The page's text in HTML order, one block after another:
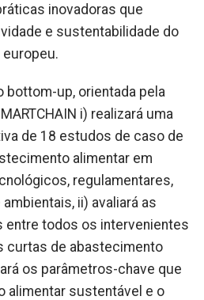
inovadoras que
e sustentabilidade do
bottom-up, orientada pela
i) realizará uma
de 18 estudos de caso de
alimentar em
regulamentares,
ii) avaliará as
entre todos os intervenientes
curtas de abastecimento
os parâmetros-chave que
alimentar sustentável e o